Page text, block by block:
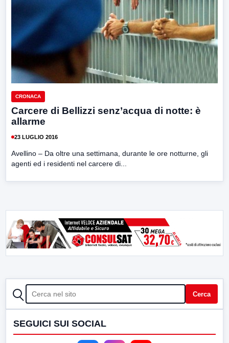
CRONACA
Carcere di Bellizzi senz’acqua di notte: è
allarme
23 LUGLIO 2016
Avellino – Da oltre una settimana, durante le ore notturne, gli
agenti ed i residenti nel carcere di...
CERCA Cerca
SEGUICI SUI SOCIAL